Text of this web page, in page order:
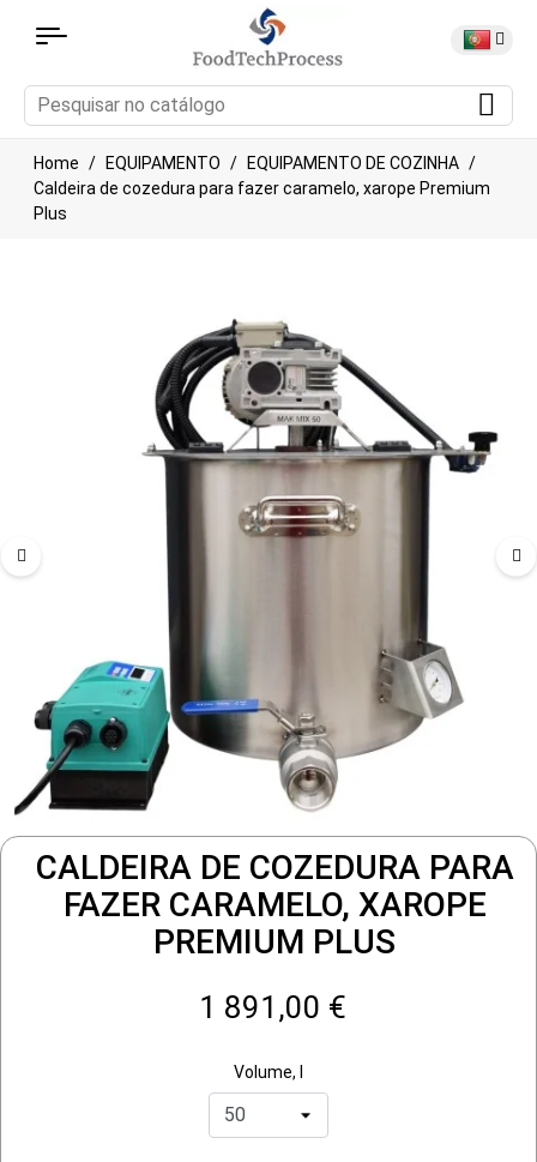
Home EQUIPAMENTO
EQUIPAMENTO DE COZINHA
Caldeira de cozedura para fazer caramelo, xarope Premium
Plus
CALDEIRA DE COZEDURA PARA
FAZER CARAMELO, XAROPE
PREMIUM PLUS
1 891,00 €
Volume, l